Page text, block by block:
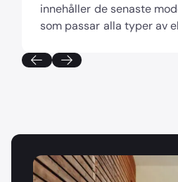
innehåller de senaste
som passar alla typer av